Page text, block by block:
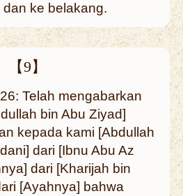
ke belakang.
【9】
Telah mengabarkan
bin Abu Ziyad]
kepada kami [Abdullah
dari [Ibnu Abu Az
dari [Kharijah bin
[Ayahnya] bahwa